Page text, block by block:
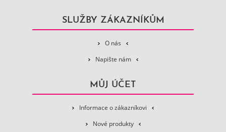
SLUŽBY ZÁKAZNÍKŮM
O nás
Napište nám
MŮJ ÚČET
Informace o zákazníkovi
Nové produkty